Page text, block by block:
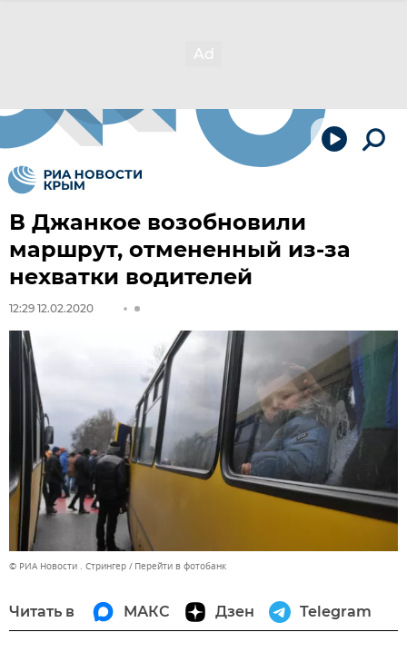
В Джанкое возобновили
маршрут, отмененный из-за
нехватки водителей
12:29 12.02.2020
© РИА Новости . Стрингер Перейти в фотобанк
Читать в МАКС Дзен Telegram